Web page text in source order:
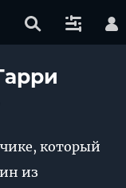
который
из